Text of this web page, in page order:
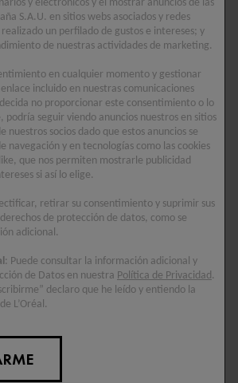
elevados de estrés con el
signos del acné.[1]
PARA
EL ACNÉ
controlar el estrés, la terapeuta
Nathalie Saulnier afirma que es
entre el estrés externo, como la
trabajo o la presión relacionada con la
y el estrés interno, que es a menudo
de autoestima o una incapacidad
los objetivos.
en el trabajo o en casa, echa un vistazo
de Nathalie sobre cómo reducir el
o persistentes. Esto crea un círculo
y electrónicos y el mostrar anuncios de las
S.A.U. en sitios webs asociados y redes
realizado un perfilado de gustos e intereses; y
de nuestras actividades de marketing.
en cualquier momento y gestionar
incluido en nuestras comunicaciones
no proporcionar este consentimiento o lo
seguir viendo anuncios nuestros en sitios
nuestros socios dado que estos anuncios se
navegación y en tecnologías como las cookies
que nos permiten mostrarle publicidad
si así lo elige.
retirar su consentimiento y suprimir sus
de protección de datos, como se
adicional.
: Puede consultar la información adicional y
de Datos en nuestra Política de Privacidad .
declaro que he leído y entiendo la
de L’Oréal.